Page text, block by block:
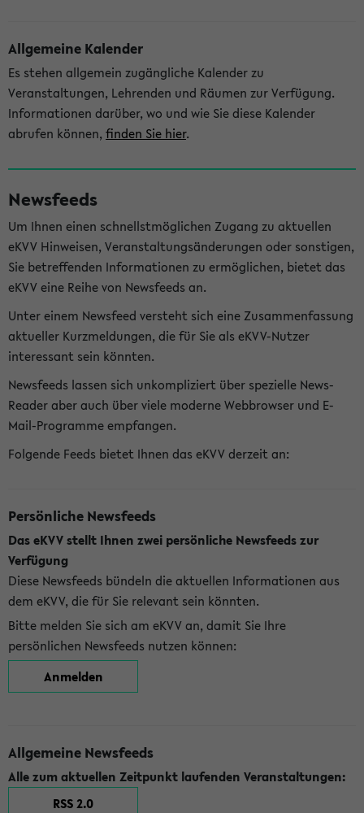
Allgemeine Kalender
Es stehen allgemein zugängliche Kalender zu
Veranstaltungen, Lehrenden und Räumen zur Verfügung.
Informationen darüber, wo und wie Sie diese Kalender
abrufen können, finden Sie hier.
Newsfeeds
Um Ihnen einen schnellstmöglichen Zugang zu aktuellen
eKVV Hinweisen, Veranstaltungsänderungen oder sonstigen,
Sie betreffenden Informationen zu ermöglichen, bietet das
eKVV eine Reihe von Newsfeeds an.
Unter einem Newsfeed versteht sich eine Zusammenfassung
aktueller Kurzmeldungen, die für Sie als eKVV-Nutzer
interessant sein könnten.
Newsfeeds lassen sich unkompliziert über spezielle News-
Reader aber auch über viele moderne Webbrowser und E-
Mail-Programme empfangen.
Folgende Feeds bietet Ihnen das eKVV derzeit an:
Persönliche Newsfeeds
Das eKVV stellt Ihnen zwei persönliche Newsfeeds zur
Verfügung
Diese Newsfeeds bündeln die aktuellen Informationen aus
dem eKVV, die für Sie relevant sein könnten.
Bitte melden Sie sich am eKVV an, damit Sie Ihre
persönlichen Newsfeeds nutzen können:
Anmelden
Allgemeine Newsfeeds
Alle zum aktuellen Zeitpunkt laufenden Veranstaltungen:
RSS 2.0